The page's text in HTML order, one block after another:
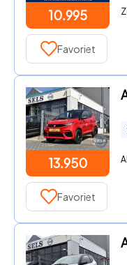
10.995
Favoriet
13.950
Favoriet